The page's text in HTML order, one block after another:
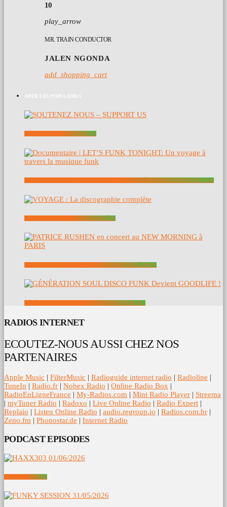
10
play_arrow
MR. TRAIN CONDUCTOR
JALEN NGONDA
add_shopping_cart
ARTICLES POPULAIRES
SOUTENEZ NOUS – SUPPORT US
DOCUMENTAIRE | LET’S FUNK TONIGHT: UN VOYAGE À TRAVERS LA MUSIQUE FUNK
VOYAGE : LA DISCOGRAPHIE COMPLÈTE
PATRICE RUSHEN EN CONCERT AU NEW MORNING À PARIS
GÉNÉRATION SOUL DISCO FUNK DEVIENT GOODLIFE !
RADIOS INTERNET
ECOUTEZ-NOUS AUSSI CHEZ NOS
PARTENAIRES
Apple Music | FilterMusic | Radioguide internet radio | Radioline |
TuneIn | Radio.fr | Nobex Radio | Online Radio Box |
RadioEnLigneFrance | My-Radios.com | Mini Radio Player | Streema
| myTuner Radio | Radoxo | Live Online Radio | Radio Expert |
Replaio | Listen Online Radio | audio.regroup.io | Radios.com.br |
Zeno.fm | Phonostar.de | Internet Radio
PODCAST EPISODES
HAXX303 01/06/2026